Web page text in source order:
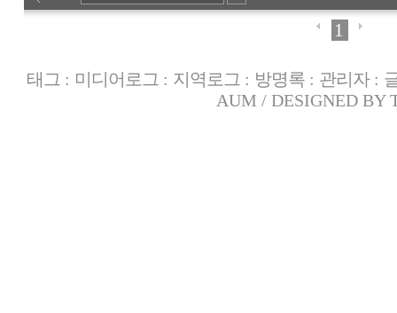
1
태그 : 미디어로그 : 지역로그 : 방명록 : 관리자:
AUM / DESIGNED BY